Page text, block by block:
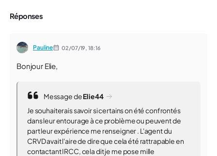
Réponses
Pauline 02/07/19,18:16
Bonjour Elie,
Message deElie44
Je souhaiterais savoir si certains on été confrontés
dans leur entourage à ce problème ou peuvent de
part leur expérience me renseigner . L'agent du
CRVD avait l'aire de dire que cela été rattrapable en
contactant IRCC, cela dit je me pose mille